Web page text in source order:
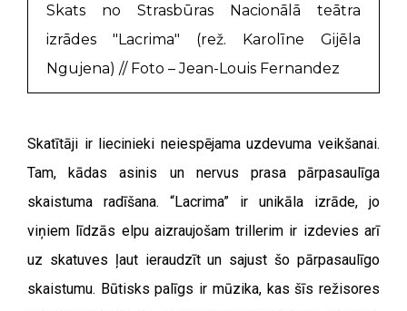
Skats no Strasbūras Nacionālā teātra
izrādes "Lacrima" (rež. Karolīne Gijēla
Ngujena) // Foto – Jean-Louis Fernandez
Skatītāji ir liecinieki neiespējama uzdevuma veikšanai.
Tam, kādas asinis un nervus prasa pārpasaulīga
skaistuma radīšana. “Lacrima” ir unikāla izrāde, jo
viņiem līdzās elpu aizraujošam trillerim ir izdevies arī
uz skatuves ļaut ieraudzīt un sajust šo pārpasaulīgo
skaistumu. Būtisks palīgs ir mūzika, kas šīs režisores